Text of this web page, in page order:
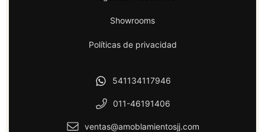
Showrooms
Políticas de privacidad
541134117946
011-46191406
ventas@amoblamientosjj.com